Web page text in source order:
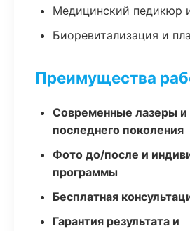
Медицинский педикюр
Биоревитализация и
Преимущества
Современные лазеры и
последнего поколения
Фото до/после и
программы
Бесплатная
Гарантия результата и